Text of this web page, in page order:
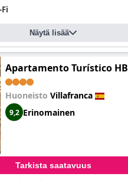
Näytä lisää
Apartamento Turístico HB
Huoneisto Villafranca
9,2 Erinomainen
Tarkista saatavuus